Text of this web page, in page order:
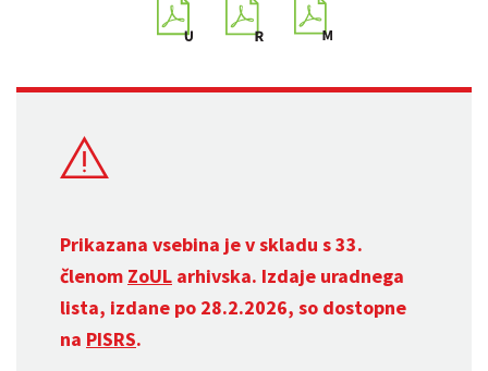
Prikazana vsebina je v skladu s 33.
členom ZoUL arhivska. Izdaje uradnega
lista, izdane po 28.2.2026, so dostopne
na PISRS.